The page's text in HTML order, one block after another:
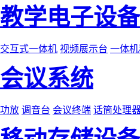
教学电子设备
交互式一体机 视频展示台 一体
会议系统
功放 调音台 会议终端 话筒处理